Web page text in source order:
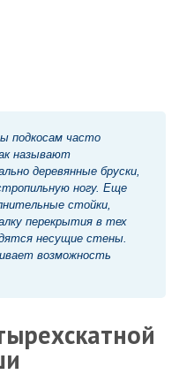
подкосам часто
называют
деревянные бруски,
ногу. Еще
стойки,
перекрытия в тех
несущие стены.
возможность